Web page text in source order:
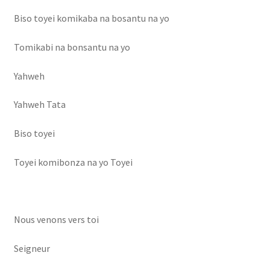
Biso toyei komikaba na bosantu na yo
Tomikabi na bonsantu na yo
Yahweh
Yahweh Tata
Biso toyei
Toyei komibonza na yo Toyei
Nous venons vers toi
Seigneur